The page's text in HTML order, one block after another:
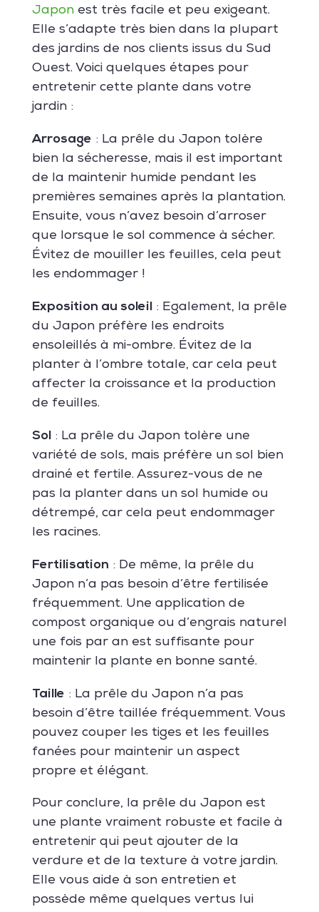
Japonest très facile et peu exigeant.
Elle s’adapte très bien dans la plupart
des jardins de nos clients issus du Sud
Ouest. Voici quelques étapes pour
entretenir cette plante dans votre
jardin :
Arrosage : La prêle du Japon tolère
bien la sécheresse, mais il est important
de la maintenir humide pendant les
premières semaines après la plantation.
Ensuite, vous n’avez besoin d’arroser
que lorsque le sol commence à sécher.
Évitez de mouiller les feuilles, cela peut
les endommager !
Exposition au soleil: Egalement, la prêle
du Japon préfère les endroits
ensoleillés à mi-ombre. Évitez de la
planter à l’ombre totale, car cela peut
affecter la croissance et la production
de feuilles.
Sol: La prêle du Japon tolère une
variété de sols, mais préfère un sol bien
drainé et fertile. Assurez-vous de ne
pas la planter dans un sol humide ou
détrempé, car cela peut endommager
les racines.
Fertilisation : De même, la prêle du
Japon n’a pas besoin d’être fertilisée
fréquemment. Une application de
compost organique ou d’engrais naturel
une fois par an est suffisante pour
maintenir la plante en bonne santé.
Taille : La prêle du Japon n’a pas
besoin d’être taillée fréquemment. Vous
pouvez couper les tiges et les feuilles
fanées pour maintenir un aspect
propre et élégant.
Pour conclure, la prêle du Japon est
une plante vraiment robuste et facile à
entretenir qui peut ajouter de la
verdure et de la texture à votre jardin.
Elle vous aide à son entretien et
possède même quelques vertus lui